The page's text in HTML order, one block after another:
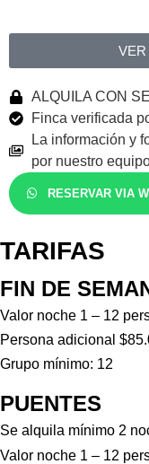
VER
ALQUILA CON
Finca verificada
La información y
por nuestro
RESERVAR VIA
TARIFAS
FIN DE
Valor noche 1 – 12
Persona adicional
Grupo mínimo: 12
PUENTES
Se alquila mínimo 2
Valor noche 1 – 12